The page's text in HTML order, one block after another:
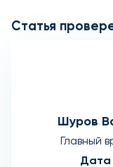
Статья
Шуров
Главный
Дата